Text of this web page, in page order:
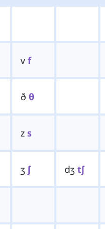
v f
ð θ
z s
ʒ ʃ dʒ tʃ